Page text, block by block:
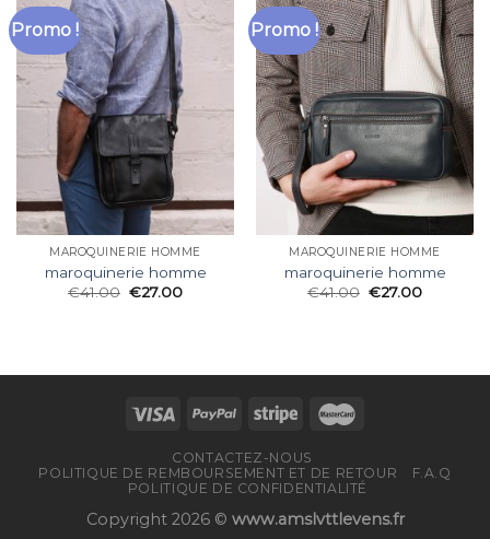
Promo !
MAROQUINERIE HOMME
maroquinerie homme
€41.00 €27.00
Promo !
MAROQUINERIE HOMME
maroquinerie homme
€41.00 €27.00
CONTACTEZ-NOUS
POLITIQUE DE REMBOURSEMENT ET DE RETOUR
F.A.Q
POLITIQUE DE CONFIDENTIALITÉ
Copyright 2026 © www.amslvttlevens.fr